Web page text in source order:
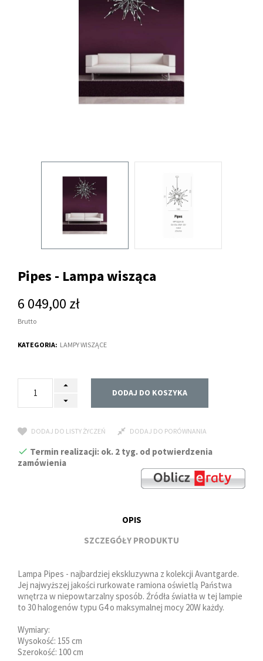
Pipes - Lampa wisząca
6 049,00 zł
Brutto
KATEGORIA: LAMPY WISZĄCE
DODAJ DO KOSZYKA
DODAJ DO LISTY ŻYCZEŃ DODAJ DO PORÓWNANIA
Termin realizacji: ok. 2 tyg. od potwierdzenia
zamówienia
OPIS
SZCZEGÓŁY PRODUKTU
Lampa Pipes - najbardziej ekskluzywna z kolekcji Avantgarde.
Jej najwyższej jakości rurkowate ramiona oświetlą Państwa
wnętrza w niepowtarzalny sposób. Źródła światła w tej lampie
to 30 halogenów typu G4 o maksymalnej mocy 20W każdy.
Wymiary:
Wysokość: 155 cm
Szerokość: 100 cm